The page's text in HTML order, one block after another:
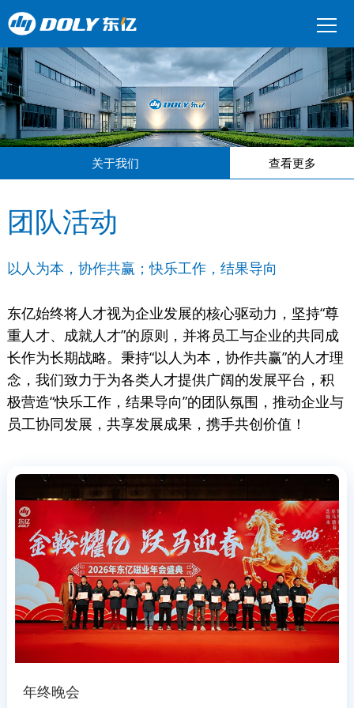
关于我们 查看更多
团队活动
以人为本，协作共赢；快乐工作，结果导向
东亿始终将人才视为企业发展的核心驱动力，坚持“尊
重人才、成就人才”的原则，并将员工与企业的共同成
长作为长期战略。秉持“以人为本，协作共赢”的人才理
念，我们致力于为各类人才提供广阔的发展平台，积
极营造“快乐工作，结果导向”的团队氛围，推动企业与
员工协同发展，共享发展成果，携手共创价值！
年终晚会